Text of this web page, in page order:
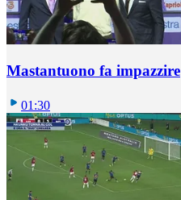
Mastantuono fa impazzire
01:30